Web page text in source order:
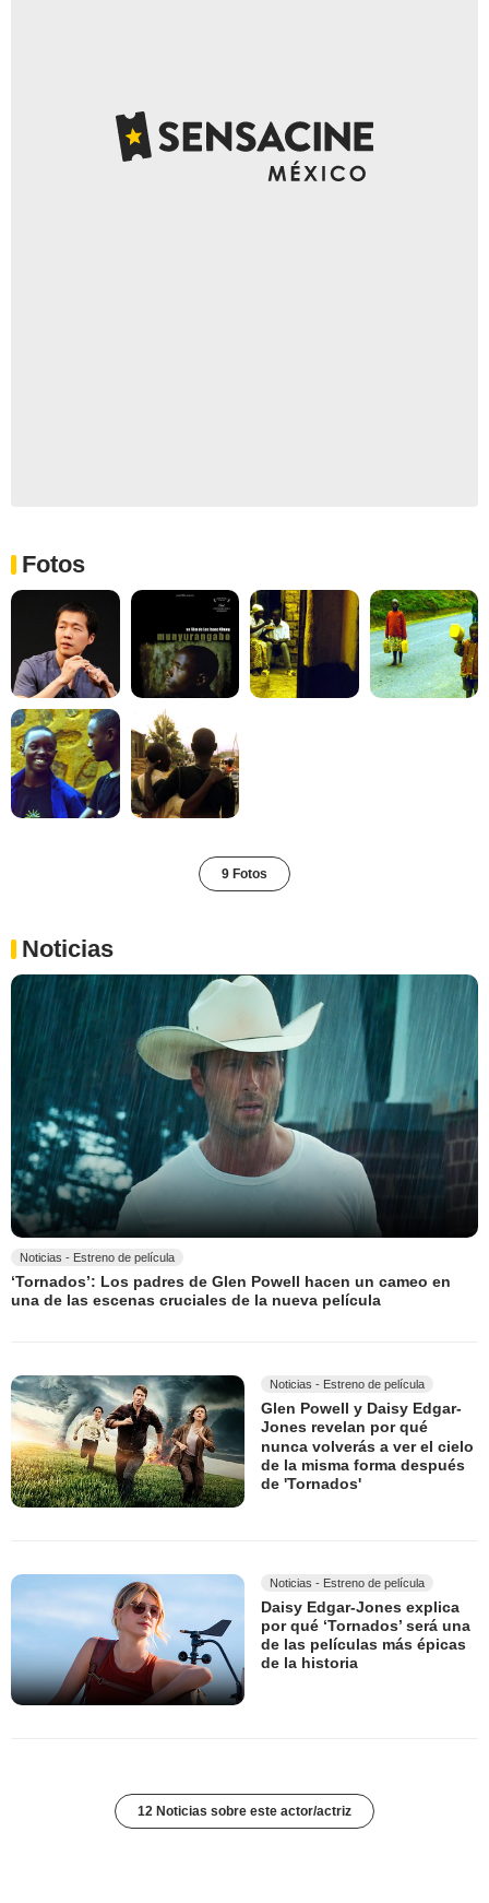
Fotos
9 Fotos
Noticias
Noticias - Estreno de película
‘Tornados’: Los padres de Glen Powell hacen un cameo en
una de las escenas cruciales de la nueva película
Noticias - Estreno de película
Glen Powell y Daisy Edgar-
Jones revelan por qué
nunca volverás a ver el cielo
de la misma forma después
de 'Tornados'
Noticias - Estreno de película
Daisy Edgar-Jones explica
por qué ‘Tornados’ será una
de las películas más épicas
de la historia
12 Noticias sobre este actor/actriz